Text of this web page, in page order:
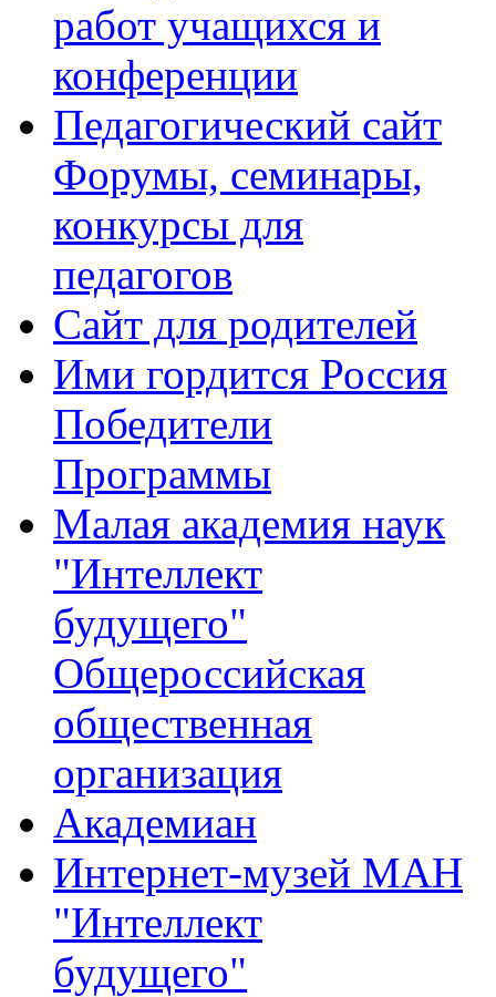
работ учащихся и
конференции
Педагогический сайт
Форумы, семинары,
конкурсы для
педагогов
Сайт для родителей
Ими гордится Россия
Победители
Программы
Малая академия наук
"Интеллект
будущего"
Общероссийская
общественная
организация
Академиан
Интернет-музей МАН
"Интеллект
будущего"